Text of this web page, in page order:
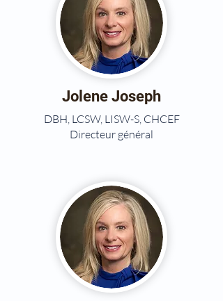
Jolene Joseph
DBH, LCSW, LISW-S, CHCEF
Directeur général